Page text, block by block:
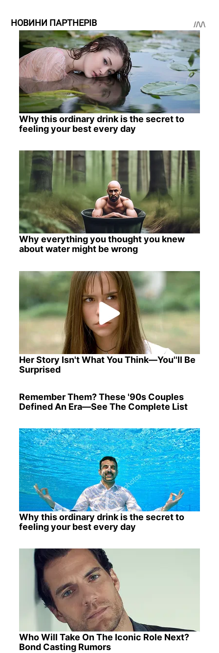
НОВИНИ ПАРТНЕРІВ
Why this ordinary drink is the secret to
feeling your best every day
Why everything you thought you knew
about water might be wrong
Her Story Isn't What You Think—You''ll Be
Surprised
Remember Them? These '90s Couples
Defined An Era—See The Complete List
Why this ordinary drink is the secret to
feeling your best every day
Who Will Take On The Iconic Role Next?
Bond Casting Rumors